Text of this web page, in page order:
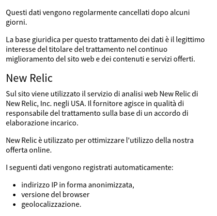
Questi dati vengono regolarmente cancellati dopo alcuni
giorni.
La base giuridica per questo trattamento dei dati è il legittimo
interesse del titolare del trattamento nel continuo
miglioramento del sito web e dei contenuti e servizi offerti.
New Relic
Sul sito viene utilizzato il servizio di analisi web New Relic di
New Relic, Inc. negli USA. Il fornitore agisce in qualità di
responsabile del trattamento sulla base di un accordo di
elaborazione incarico.
New Relic è utilizzato per ottimizzare l'utilizzo della nostra
offerta online.
I seguenti dati vengono registrati automaticamente:
indirizzo IP in forma anonimizzata,
versione del browser
geolocalizzazione.